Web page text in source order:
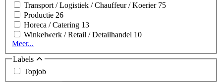
Transport / Logistiek / Chauffeur / Koerier 75
Productie 26
Horeca / Catering 13
Winkelwerk / Retail / Detailhandel 10
Meer...
Labels
Topjob